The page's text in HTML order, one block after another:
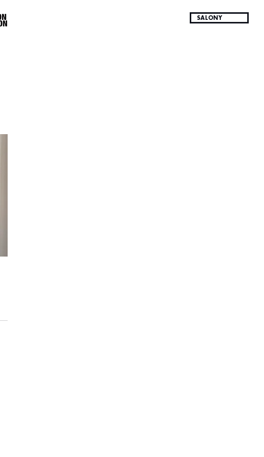
SALONY